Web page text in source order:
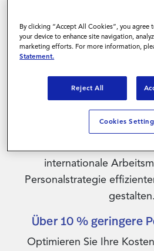
Verfügbarkeiten ins Haus.
Procurement-
Personalstrategie über
Festangestellte
Rund 5 Tage schnellere
internationale
Personalstrategie
gestalten.
Über 10 % geringere
Optimieren Sie Ihre
By clicking “Accept All Cookies”, you
your device to enhance site navigation,
marketing efforts. For more information,
Statement.
Reject All
Cookies